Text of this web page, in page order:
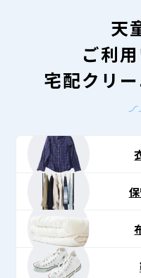
ト〉
天
ご利
宅配クリ